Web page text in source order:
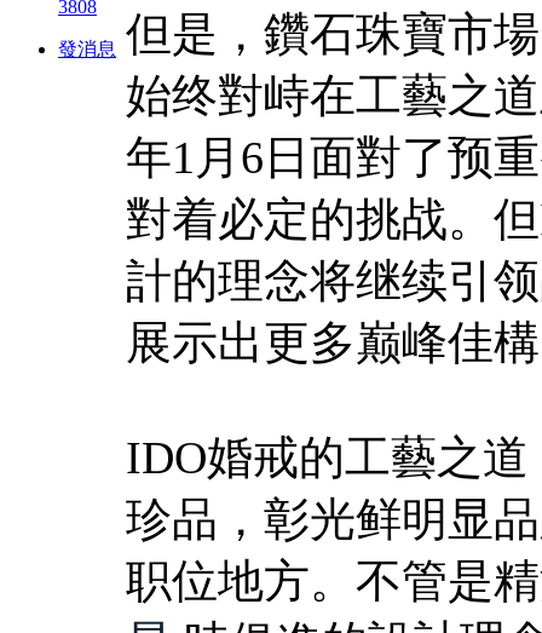
3808
發消息 但是，鑽石珠寶市
始终對峙在工藝之
年1月6日面對了预
對着必定的挑战。
計的理念将继续引
展示出更多巅峰佳
IDO婚戒的工藝之
珍品，彰光鲜明显
职位地方。不管是